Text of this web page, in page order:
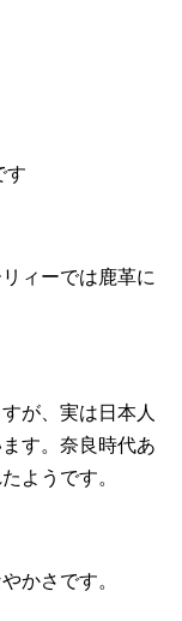
す
ィーでは鹿革に
が、実は日本人
す。奈良時代あ
ようです。
かさです。